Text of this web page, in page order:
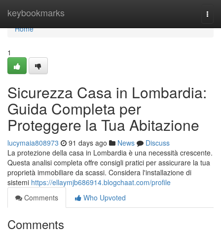
keybookmarks
Home
Home
1
Sicurezza Casa in Lombardia:
Guida Completa per
Proteggere la Tua Abitazione
lucymaia808973 91 days ago News
Discuss
La protezione della casa in Lombardia è una necessità crescente.
Questa analisi completa offre consigli pratici per assicurare la tua
proprietà immobiliare da scassi. Considera l'installazione di
sistemi https://ellaymjb686914.blogchaat.com/profile
Comments
Who Upvoted
Comments